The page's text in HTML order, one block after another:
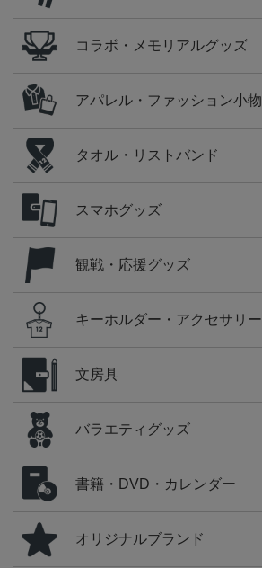
コラボ・メモリアルグッズ
アパレル・ファッション小物
タオル・リストバンド
スマホグッズ
観戦・応援グッズ
キーホルダー・アクセサリー
文房具
バラエティグッズ
書籍・DVD・カレンダー
オリジナルブランド